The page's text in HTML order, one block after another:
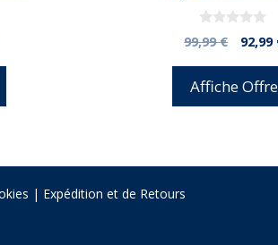
0
d
99,99€
El
era:
92,99
Affiche Offre
| Expédition et de Retours